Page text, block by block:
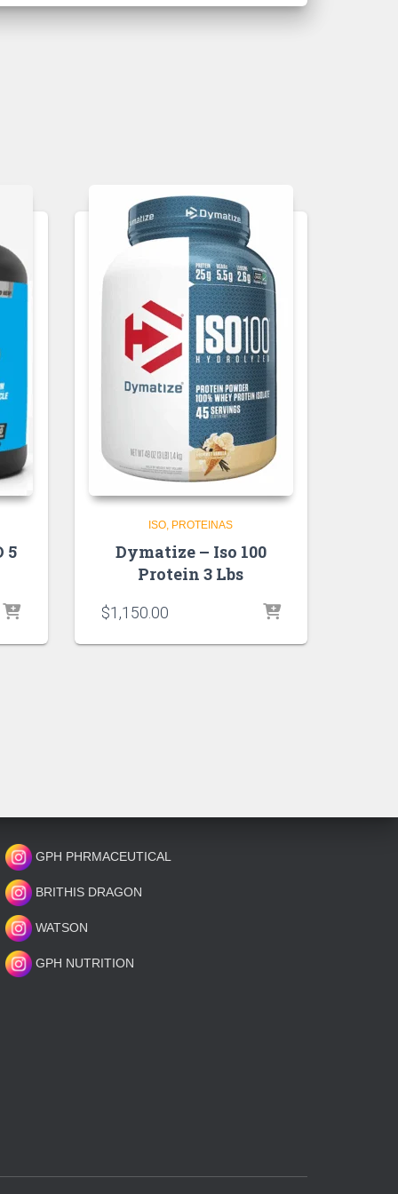
5
ISO PROTEINAS
Dymatize – Iso 100
Protein 3 Lbs
$1,150.00
GPH PHRMACEUTICAL
BRITHIS DRAGON
WATSON
GPH NUTRITION